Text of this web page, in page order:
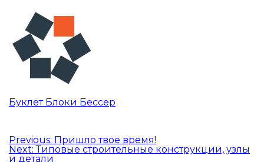
Буклет Блоки Бессер
Навигация
Previous: Пришло твое время!
Next: Типовые строительные конструкции, узлы
и детали